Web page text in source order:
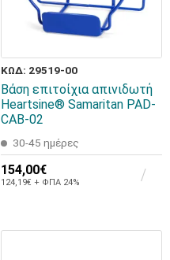
ΚΩΔ: 29519-00
Βάση επιτοίχια απινιδωτή
Heartsine® Samaritan PAD-
CAB-02
30-45 ημέρες
154,00€
124,19€ + ΦΠΑ 24%